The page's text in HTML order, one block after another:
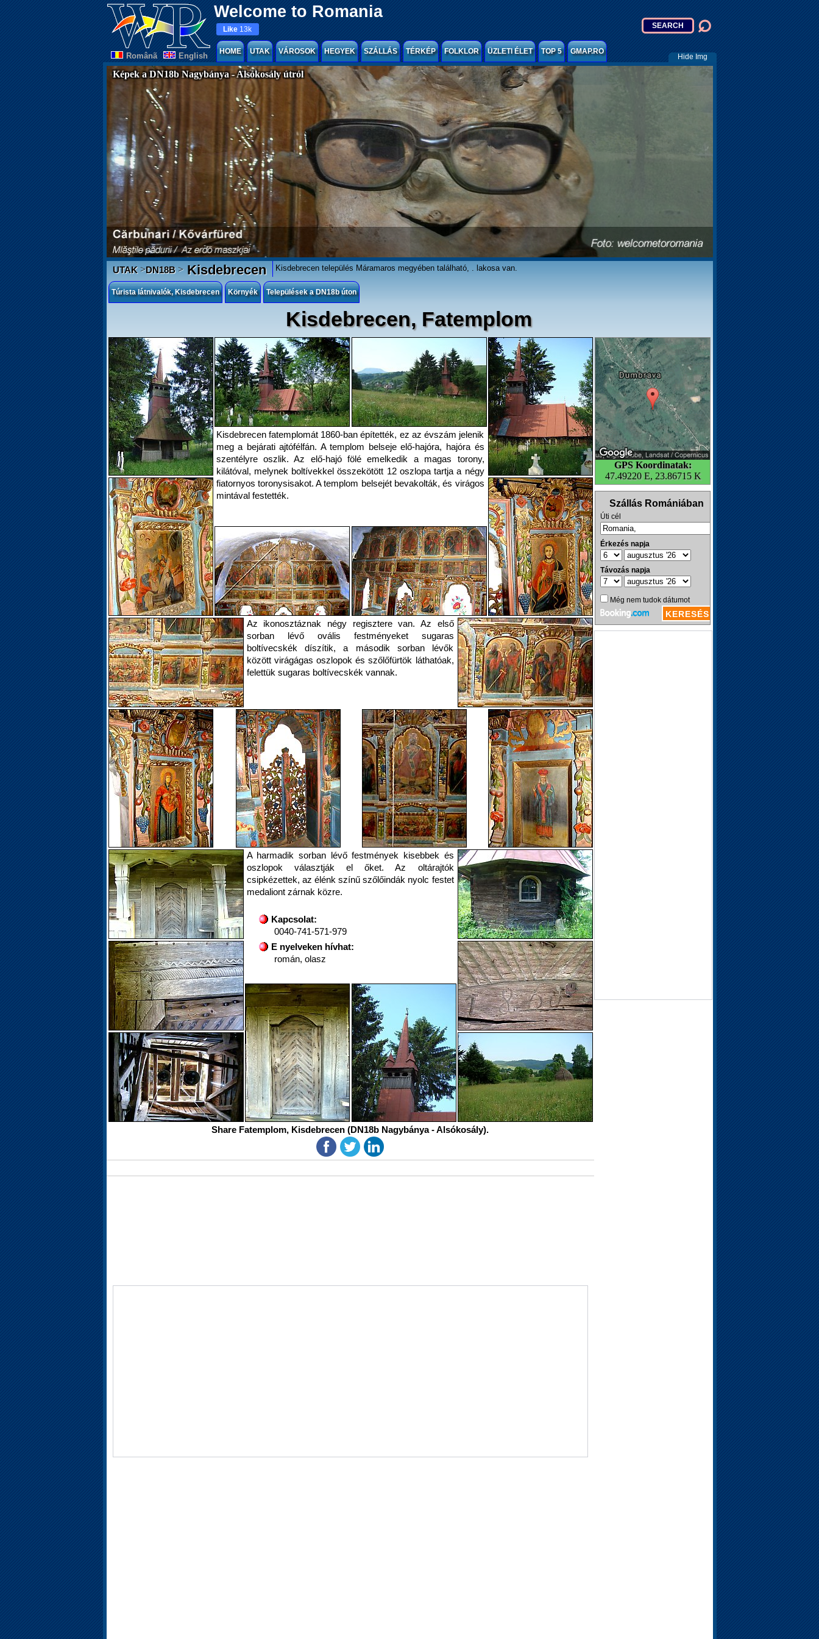
Welcome to Romania
Românã English
Like 13k
HOME UTAK VÁROSOK HEGYEK SZÁLLÁS TÉRKÉP FOLKLOR ÜZLETI ÉLET TOP 5 GMAP.RO
Hide Img
Képek a DN18b Nagybánya - Alsókosály útról
UTAK>DN18B>Kisdebrecen Kisdebrecen település Máramaros megyében található, . lakosa van.
Túrista látnivalók, Kisdebrecen Környék Települések a DN18b úton
Kisdebrecen, Fatemplom
GPS Koordinatak:
47.49220 E, 23.86715 K
Kisdebrecen fatemplomát 1860-ban építették, ez az évszám jelenik
meg a bejárati ajtófélfán. A templom belseje elő-hajóra, hajóra és
szentélyre oszlik. Az elő-hajó fölé emelkedik a magas torony,
kilátóval, melynek boltívekkel összekötött 12 oszlopa tartja a négy
fiatornyos toronysisakot. A templom belsejét bevakolták, és virágos
mintával festették.
Az ikonosztáznak négy regisztere van. Az első
sorban lévő ovális festményeket sugaras
boltívecskék díszítik, a második sorban lévők
között virágágas oszlopok és szőlőfürtök láthatóak,
felettük sugaras boltívecskék vannak.
A harmadik sorban lévő festmények kisebbek és
oszlopok választják el őket. Az oltárajtók
csipkézettek, az élénk színű szőlőindák nyolc festet
medaliont zárnak közre.
Kapcsolat:
0040-741-571-979
E nyelveken hívhat:
román, olasz
Share Fatemplom, Kisdebrecen (DN18b Nagybánya - Alsókosály).